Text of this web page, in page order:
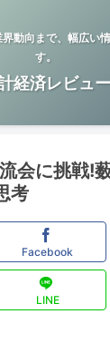
動向まで、幅広い
す。
経済レビュー
会に挑戦!
考
Facebook
LINE